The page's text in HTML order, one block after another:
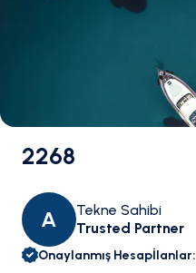
2268
A
Tekne Sahibi
Trusted Partner
Onaylanmış Hesapİlanlar: